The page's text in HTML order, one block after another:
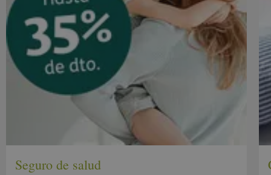
Seguro de salud